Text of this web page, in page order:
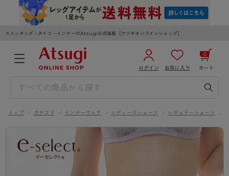
ストッキング・タイツ・インナーのAtsugi公式通販［アツギオンラインショップ］
ログイン お気に入り カート
0
カートを見る
3,980円以上のご購入で送料無料
ログイン／新規会員登録
トップ カテゴリ インナーウェア レディースショーツ レギュラーショーツ